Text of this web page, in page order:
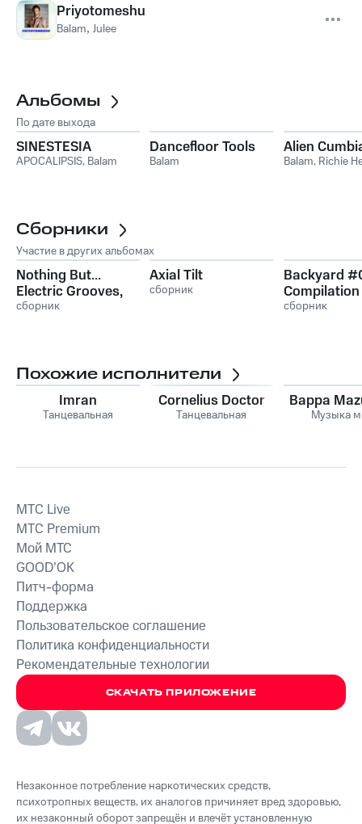
Priyotomeshu
Balam, Julee
Альбомы
По дате выхода
SINESTESIA
APOCALIPSIS, Balam
Dancefloor Tools
Balam
Alien
Balam, Richie
Сборники
Участие в других альбомах
Nothing But...
Electric Grooves,
Vol. 08
сборник
Axial Tilt
сборник
Backyard
Juan
сборник
Похожие исполнители
Imran
Танцевальная
Cornelius Doctor
Танцевальная
Bappa
Музыка
СКАЧАТЬ ПРИЛОЖЕНИЕ
MTС Live
MTС Premium
Мой МТС
GOOD’OK
Питч-форма
Поддержка
Пользовательское соглашение
Политика конфиденциальности
Рекомендательные технологии
Незаконное потребление наркотических средств,
психотропных веществ, их аналогов причиняет вред здоровью,
их незаконный оборот запрещён и влечёт установленную